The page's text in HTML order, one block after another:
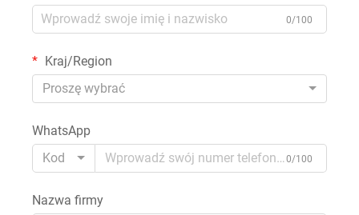
0/100
Kraj/Region
Proszę wybrać
WhatsApp
Kod
0/100
Nazwa firmy